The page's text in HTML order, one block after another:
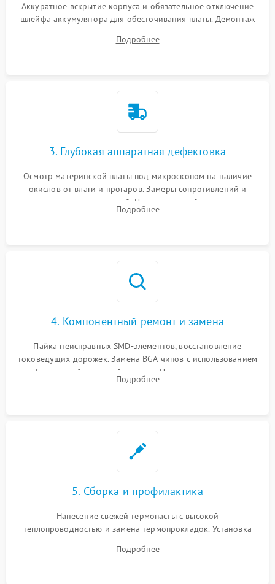
Аккуратное вскрытие корпуса и обязательное отключение
шлейфа аккумулятора для обесточивания платы. Демонтаж
высохшей термопасты с кристаллов чипов.
Подробнее
3. Глубокая аппаратная дефектовка
Осмотр материнской платы под микроскопом на наличие
окислов от влаги и прогаров. Замеры сопротивлений и
дежурных напряжений. Проверка цепей питания,
мультиконтроллера, процессора и видеочипа.
Подробнее
4. Компонентный ремонт и замена
Пайка неисправных SMD-элементов, восстановление
токоведущих дорожек. Замена BGA-чипов с использованием
инфракрасной паяльной станции. Прошивка микросхемы
BIOS или замена поврежденных портов USB
Подробнее
5. Сборка и профилактика
Нанесение свежей термопасты с высокой
теплопроводностью и замена термопрокладок. Установка
шлейфов, модулей памяти и накопителей. Предварительная
Подробнее